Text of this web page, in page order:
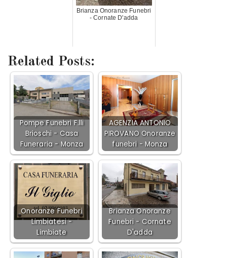
Brianza Onoranze Funebri
- Cornate D'adda
Related Posts:
Pompe Funebri F.lli
Brioschi - Casa
Funeraria - Monza
AGENZIA ANTONIO
PIROVANO Onoranze
funebri - Monza
Onoranze Funebri
Limbiatesi -
Limbiate
Brianza Onoranze
Funebri - Cornate
D'adda